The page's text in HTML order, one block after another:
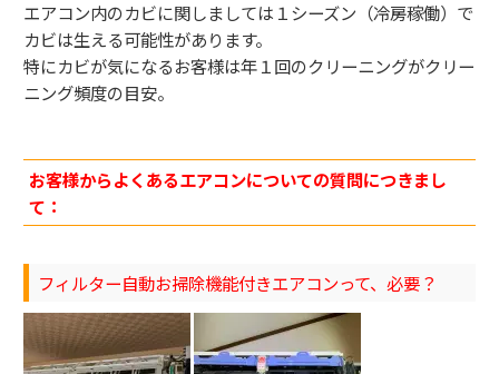
エアコン内のカビに関しましては１シーズン（冷房稼働）で
カビは生える可能性があります。
特にカビが気になるお客様は年１回のクリーニングがクリー
ニング頻度の目安。
お客様からよくあるエアコンについての質問につきまし
て：
フィルター自動お掃除機能付きエアコンって、必要？